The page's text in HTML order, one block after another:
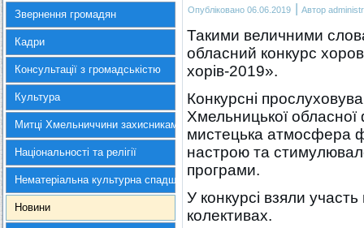
Звернення громадян
Кадри
Консультації з громадськістю
Культура
Митці Хмельниччини захисникам України
Національності та релігії
Нематеріальна культурна спадщина
Новини
Опубліковано 06.06.2019 | Автор
Такими величними
обласний конкурс
хорів-2019».
Конкурсні
Хмельницької обласної
мистецька атмосфера
настрою та
програми.
У конкурсі взяли
колективах.